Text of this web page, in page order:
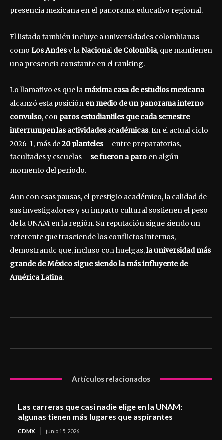
presencia mexicana en el panorama educativo regional.
El listado también incluye a universidades colombianas
como Los Andesy la Nacional de Colombia, que mantienen
una presencia constante en el ranking.
Lo llamativo es que la máxima casa de estudios mexicana
alcanzó esta posición en medio de un panorama interno
convulso, con paros estudiantiles que cada semestre
interrumpen las actividades académicas. En el actual ciclo
2026-1, más de20 planteles—entre preparatorias,
facultades y escuelas— se fueron a paro en algún
momento del periodo.
Aun con esas pausas, el prestigio académico, la calidad de
sus investigadores y su impacto cultural sostienen el peso
de la UNAM en la región. Su reputación sigue siendo un
referente que trasciende los conflictos internos,
demostrando que, incluso con huelgas,la universidad más
grande de México sigue siendo la más influyente de
América Latina.
Artículos relacionados
Las carreras que casi nadie elige en la UNAM:
algunas tienen más lugares que aspirantes
CDMX junio 15, 2026